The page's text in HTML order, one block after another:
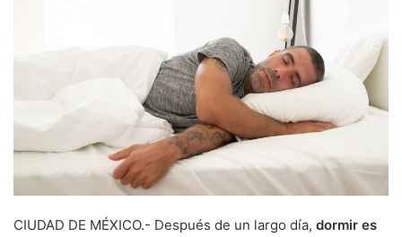
CIUDAD DE MÉXICO.- Después de un largo día, dormir es